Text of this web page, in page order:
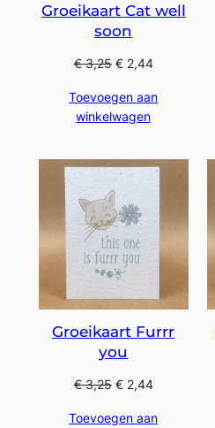
Groeikaart Cat well
soon
€3,25 €2,44
Toevoegen aan
winkelwagen
Groeikaart Furrr
you
€3,25 €2,44
Toevoegen aan